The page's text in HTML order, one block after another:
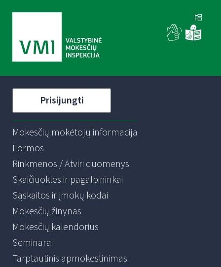
Prisijungti
Mokesčių mokėtojų informacija
Formos
Rinkmenos / Atviri duomenys
Skaičiuoklės ir pagalbininkai
Sąskaitos ir įmokų kodai
Mokesčių žinynas
Mokesčių kalendorius
Seminarai
Tarptautinis apmokestinimas